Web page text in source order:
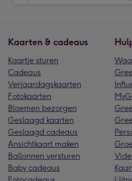
Kaarten & cadeaus
Kaartje sturen
Cadeaus
Verjaardagskaarten
Fotokaarten
Bloemen bezorgen
Geslaagd kaarten
Geslaagd cadeaus
Ansichtkaart maken
Ballonnen versturen
Baby cadeaus